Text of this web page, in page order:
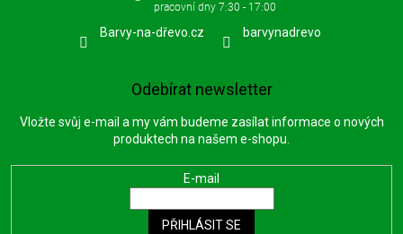
Barvy-na-dřevo.cz barvynadrevo
Odebírat newsletter
Vložte svůj e-mail a my vám budeme zasílat informace o nových
produktech na našem e-shopu.
E-mail
PŘIHLÁSIT SE